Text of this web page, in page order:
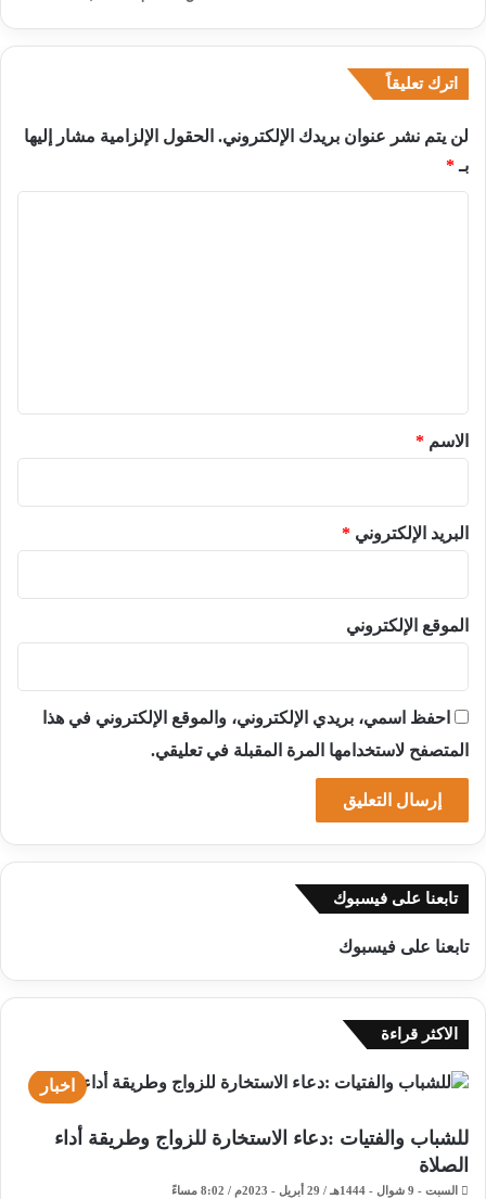
اترك تعليقاً
لن يتم نشر عنوان بريدك الإلكتروني. الحقول الإلزامية مشار إليها
بـ*
*الاسم *
البريد الإلكتروني *
الموقع الإلكتروني
احفظ اسمي، بريدي الإلكتروني، والموقع الإلكتروني في هذا
المتصفح لاستخدامها المرة المقبلة في تعليقي.
تابعنا على فيسبوك
تابعنا على فيسبوك
الاكثر قراءة
اخبار
للشباب والفتيات :دعاء الاستخارة للزواج وطريقة أداء
الصلاة
السبت - 9 شوال - 1444هـ / 29 أبريل - 2023م / 8:02 مساءً